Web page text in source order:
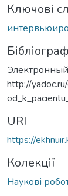
Ключові
http://
URI
https://
Колекції
Наукові